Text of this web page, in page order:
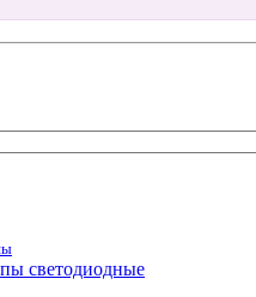
светодиодные